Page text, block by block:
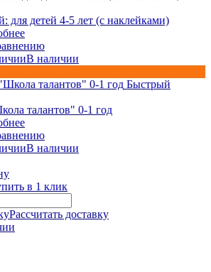
для детей 4-5 лет (с наклейками)
В наличии
Быстрый
талантов" 0-1 год
В наличии
в 1 клик
Рассчитать доставку